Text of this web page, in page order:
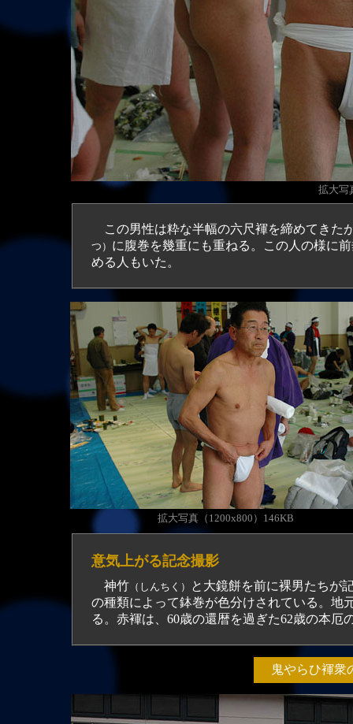
拡大写
この男性は粋な半幅の六尺褌を締めてきた
つ） に腹巻を幾重にも重ねる。この人の様に
める人もいた。
拡大写真（1200x800）146KB
意気上がる記念撮影
神竹（しんちく）
と大鏡餅を前に裸男たちが
の種類によって鉢巻が色分けされている。地
る。赤褌は、60歳の還暦を過ぎた62歳の本厄
鬼やらひ褌衆